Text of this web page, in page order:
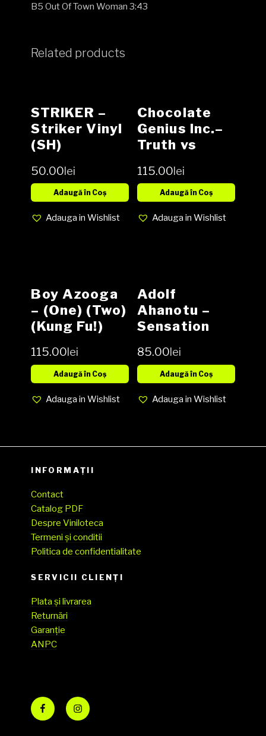
B5 Out Of Town Woman 3:43
Related products
STRIKER –
Striker Vinyl
(SH)
50.00lei
Adaugă în Coș
Adauga in Wishlist
Chocolate
Genius Inc.‎–
Truth vs
1LP
115.00lei
Adaugă în Coș
Adauga in Wishlist
Boy Azooga
‎– (One) (Two)
(Kung Fu!)
115.00lei
Adaugă în Coș
Adauga in Wishlist
Adolf
Ahanotu ‎–
Sensation
Album,
Reissue NOU
85.00lei
Adaugă în Coș
Adauga in Wishlist
INFORMAȚII
Contact
Catalog PDF
Despre Viniloteca
Termeni și conditii
Politica de confidentialitate
SERVICII CLIENŢI
Plata și livrarea
Returnări
Garanție
ANPC
FacebookInstagram